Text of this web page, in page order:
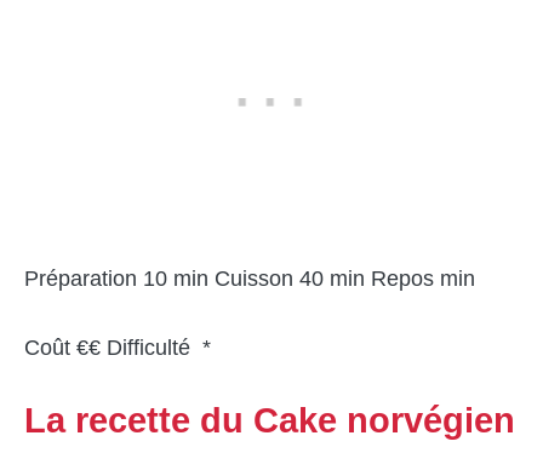
Préparation 10 min Cuisson 40 min Repos min
Coût €€ Difficulté *
La recette du Cake norvégien